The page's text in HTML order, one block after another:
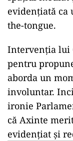
evidențiată ca
the-tongue.
Intervenția lui
pentru
aborda un
involuntar.
ironie
că Axinte
evidențiat și